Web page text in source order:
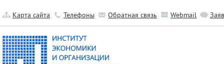
Карта сайта Телефоны Обратная связь Webmail